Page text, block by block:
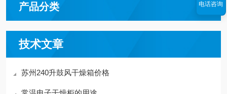
产品分类
技术文章
苏州240升鼓风干燥箱价格
电话咨询